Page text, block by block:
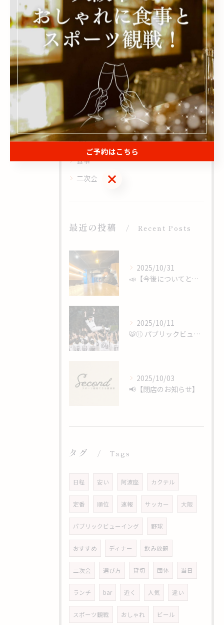
#エモティー #焼酎 #EMOT
カテゴリー Categories
全てのカテゴリー
野球
サッカー
おしゃれ
食事
二次会
最近の投稿 Recent Posts
2025/10/31
📣【今後についてと、心からのありがとうを】
2025/10/11
🐯⚾️ パブリックビューイング開催 ⚾️🐯
2025/10/03
📢【閉店のお知らせ】
タグ Tags
日程 安い 阿波座 カクテル
定番 順位 速報 サッカー 大阪
パブリックビューイング 野球
おすすめ ディナー 飲み放題
二次会 選び方 貸切 団体 当日
ランチ bar 近く 人気 違い
スポーツ観戦 おしゃれ ビール
ご予約はこちら
ご予約はこちら